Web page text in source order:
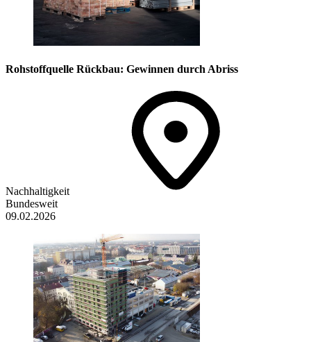
Rohstoffquelle Rückbau: Gewinnen durch Abriss
Nachhaltigkeit
Bundesweit
09.02.2026